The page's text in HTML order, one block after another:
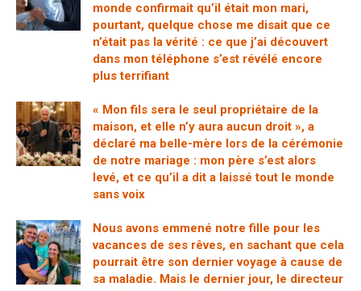
monde confirmait qu’il était mon mari,
pourtant, quelque chose me disait que ce
n’était pas la vérité : ce que j’ai découvert
dans mon téléphone s’est révélé encore
plus terrifiant
« Mon fils sera le seul propriétaire de la
maison, et elle n’y aura aucun droit », a
déclaré ma belle-mère lors de la cérémonie
de notre mariage : mon père s’est alors
levé, et ce qu’il a dit a laissé tout le monde
sans voix
Nous avons emmené notre fille pour les
vacances de ses rêves, en sachant que cela
pourrait être son dernier voyage à cause de
sa maladie. Mais le dernier jour, le directeur